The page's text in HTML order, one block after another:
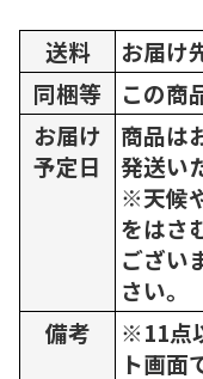
送料
お届け
同梱等
この商
お届け
予定日
商品は
発送い
※天候
をはさ
ござい
さい。
備考
※11点
ト画面